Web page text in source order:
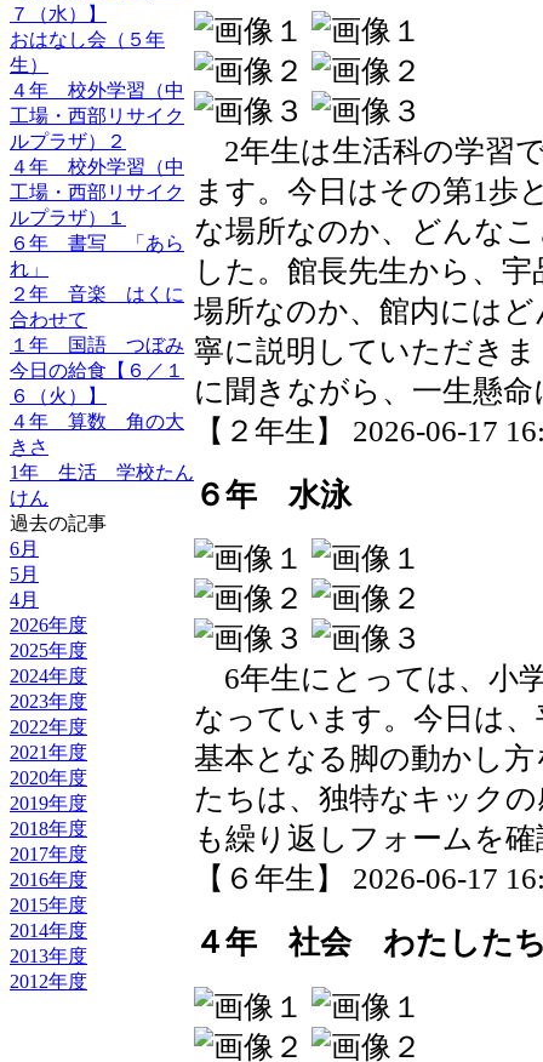
７（水）】
おはなし会（５年
生）
４年 校外学習（中
工場・西部リサイク
ルプラザ）２
４年 校外学習（中
工場・西部リサイク
ルプラザ）１
６年 書写 「あら
れ」
２年 音楽 はくに
合わせて
１年 国語 つぼみ
今日の給食【６／１
６（火）】
４年 算数 角の大
きさ
1年 生活 学校たん
けん
過去の記事
6月
5月
4月
2026年度
2025年度
2024年度
2023年度
2022年度
2021年度
2020年度
2019年度
2018年度
2017年度
2016年度
2015年度
2014年度
2013年度
2012年度
2年生は生活科の学習
ます。今日はその第1歩
な場所なのか、どんな
した。館長先生から、
場所なのか、館内には
寧に説明していただき
に聞きながら、一生懸
【２年生】 2026-06-17
６年 水泳
6年生にとっては、小
なっています。今日は
基本となる脚の動かし
たちは、独特なキック
も繰り返しフォームを
【６年生】 2026-06-17
４年 社会 わたした